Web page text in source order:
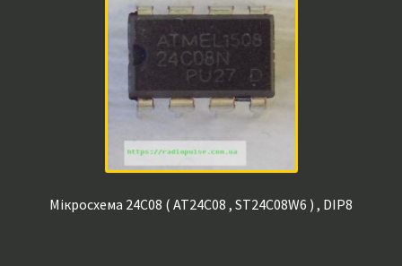
Мікросхема 24C08 ( AT24C08 , ST24C08W6 ) , DIP8